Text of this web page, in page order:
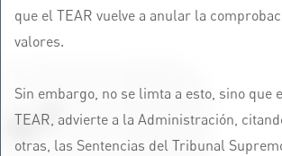
que el TEAR vuelve a anular la
valores.
Sin embargo, no se limta a esto, sino que
TEAR, advierte a la Administración,
otras, las Sentencias del Tribunal